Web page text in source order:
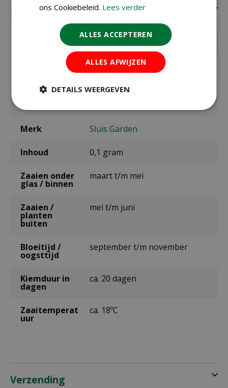
Eigenschappen
SL0460
Latijnse
Merk Sluis Garden
Inhoud 0,1 gram
Zaaien onder
glas / binnen
maart t/m mei
Zaaien /
planten
buiten
mei t/m juni
Bloeitijd /
oogsttijd
september t/m november
Kiemduur in
dagen
ca. 20 dagen
Zaaitemperat
uur
ca. 18ºC
Verzending
ons Cookiebeleid. Lees verder
ALLES ACCEPTEREN
ALLES AFWIJZEN
DETAILS WEERGEVEN